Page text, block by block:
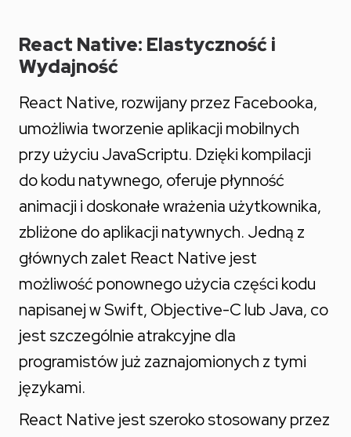
React Native: Elastyczność i
Wydajność
React Native, rozwijany przez Facebooka,
umożliwia tworzenie aplikacji mobilnych
przy użyciu JavaScriptu. Dzięki kompilacji
do kodu natywnego, oferuje płynność
animacji i doskonałe wrażenia użytkownika,
zbliżone do aplikacji natywnych. Jedną z
głównych zalet React Native jest
możliwość ponownego użycia części kodu
napisanej w Swift, Objective-C lub Java, co
jest szczególnie atrakcyjne dla
programistów już zaznajomionych z tymi
językami.
React Native jest szeroko stosowany przez